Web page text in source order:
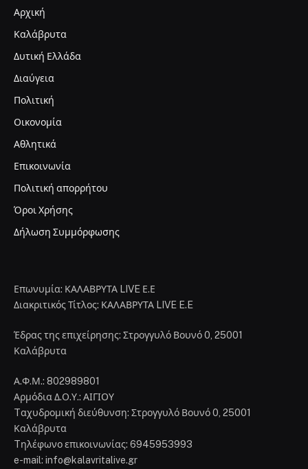
Αρχική
Καλάβρυτα
Δυτική Ελλάδα
Διαύγεια
Πολιτική
Οικονομία
Αθλητικά
Επικοινωνία
Πολιτική απορρήτου
Όροι Χρήσης
Δήλωση Συμμόρφωσης
Επωνυμία: ΚΑΛΑΒΡΥΤΑ LIVE Ε.Ε
Διακριτικός Τίτλος: ΚΑΛΑΒΡΥΤΑ LIVE E.E
Έδρας της επιχείρησης: Στρογγυλό Βουνό 0, 25001
Καλάβρυτα
Α.Φ.Μ.: 802989801
Αρμόδια Δ.Ο.Υ.: ΑΙΓΙΟΥ
Tαχυδρομική διεύθυνση: Στρογγυλό Βουνό 0, 25001
Καλάβρυτα
Tηλέφωνο επικοινωνίας: 6945953993
e-mail: info@kalavritalive.gr